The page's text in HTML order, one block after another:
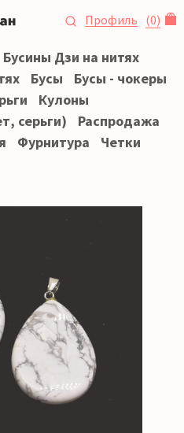
Профиль (0)
Бусины Дзи на нитях
Бусы
Бусы - чокеры
Кулоны
серьги)
Распродажа
Фурнитура Четки